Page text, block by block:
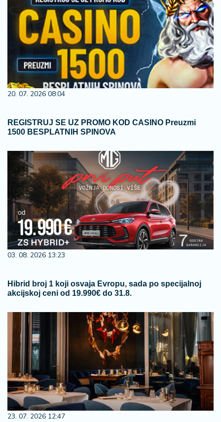
20. 07. 2026 08:04
REGISTRUJ SE UZ PROMO KOD CASINO Preuzmi
1500 BESPLATNIH SPINOVA
03. 08. 2026 13:23
Hibrid broj 1 koji osvaja Evropu, sada po specijalnoj
akcijskoj ceni od 19.990€ do 31.8.
23. 07. 2026 12:47